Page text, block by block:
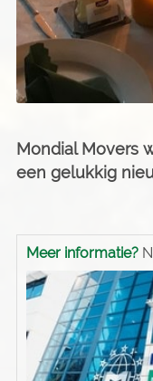
Mondial Movers
een gelukkig
Meer informatie?